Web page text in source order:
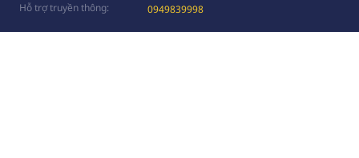
Hỗ trợ truyền thông:
0949839998